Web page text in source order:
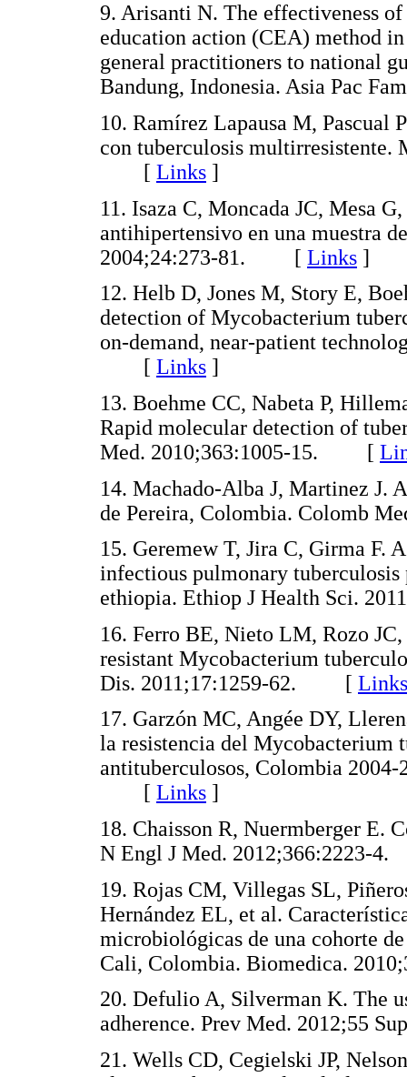
9. Arisanti N. The effectiveness
education action (CEA) method
general practitioners to national
Bandung, Indonesia. Asia Pac
10. Ramírez Lapausa M, Pascual
con tuberculosis multirresistente.
[ Links ]
11. Isaza C, Moncada JC, Mesa
antihipertensivo en una muestra
2004;24:273-81. [ Links ]
12. Helb D, Jones M, Story E,
detection of Mycobacterium
on-demand, near-patient
[ Links ]
13. Boehme CC, Nabeta P,
Rapid molecular detection of
Med. 2010;363:1005-15. [
14. Machado-Alba J, Martinez J.
de Pereira, Colombia. Colomb
15. Geremew T, Jira C, Girma F.
infectious pulmonary
ethiopia. Ethiop J Health Sci.
16. Ferro BE, Nieto LM, Rozo
resistant Mycobacterium
Dis. 2011;17:1259-62. [ Links
17. Garzón MC, Angée DY,
la resistencia del Mycobacterium
antituberculosos, Colombia
[ Links ]
18. Chaisson R, Nuermberger E.
N Engl J Med.
19. Rojas CM, Villegas SL,
Hernández EL, et al.
microbiológicas de una cohorte
Cali, Colombia. Biomedica.
20. Defulio A, Silverman K. The
adherence. Prev Med.
21. Wells CD, Cegielski JP,